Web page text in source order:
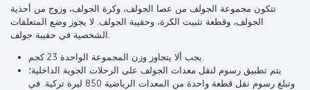
تتكون مجموعة الجولف من عصا الجولف، وكرة الجولف، وزوج من أحذية
الجولف، وقطعة تثبيت الكرة، وحقيبة الجولف. لا يجوز وضع المتعلقات
الشخصية في حقيبة جولف.
يجب ألا يتجاوز وزن المجموعة الواحدة 23 كجم.
يتم تطبيق رسوم لنقل معدات الجولف على الرحلات الجوية الداخلية؛
وتبلغ رسوم نقل قطعة واحدة من المعدات الرياضية 850 ليرة تركية. في